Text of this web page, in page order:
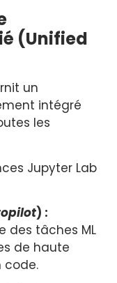
(Unified
un
intégré
les
Jupyter Lab
) :
des tâches ML
de haute
code.